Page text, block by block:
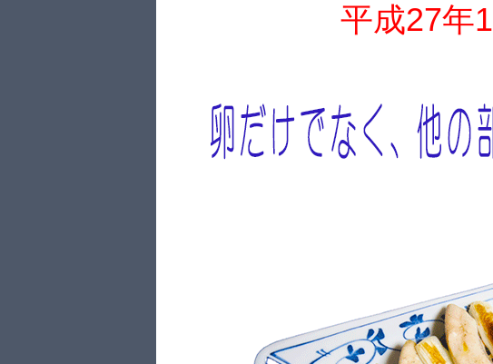
平成27